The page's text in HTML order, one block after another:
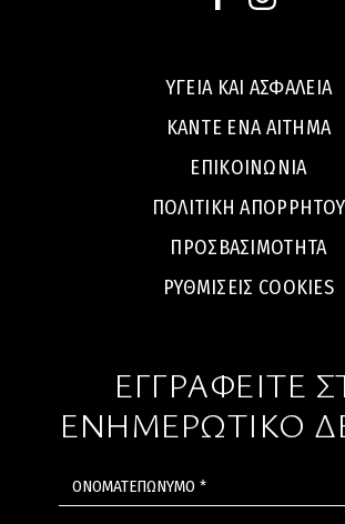
ΥΓΕΙΑ ΚΑΙ ΑΣΦΑΛΕΙΑ
ΚΑΝΤΕ ΕΝΑ ΑΙΤΗΜΑ
ΕΠΙΚΟΙΝΩΝΙΑ
ΠΟΛΙΤΙΚΗ ΑΠΟΡΡΗΤΟΥ
ΠΡΟΣΒΑΣΙΜΌΤΗΤΑ
ΡΥΘΜΙΣΕΙΣ COOKIES
ΕΓΓΡΑΦΕΙΤΕ
ΕΝΗΜΕΡΩΤΙΚΟ